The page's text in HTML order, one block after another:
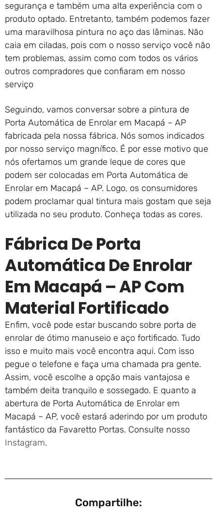
segurança e também uma alta experiência com o
produto optado. Entretanto, também podemos fazer
uma maravilhosa pintura no aço das lâminas. Não
caia em ciladas, pois com o nosso serviço você não
tem problemas, assim como com todos os vários
outros compradores que confiaram em nosso
serviço
Seguindo, vamos conversar sobre a pintura de
Porta Automática de Enrolar em Macapá – AP
fabricada pela nossa fábrica. Nós somos indicados
por nosso serviço magnífico. É por esse motivo que
nós ofertamos um grande leque de cores que
podem ser colocadas em Porta Automática de
Enrolar em Macapá – AP. Logo, os consumidores
podem proclamar qual tintura mais gostam que seja
utilizada no seu produto. Conheça todas as cores.
Fábrica De Porta
Automática De Enrolar
Em Macapá – AP Com
Material Fortificado
Enfim, você pode estar buscando sobre porta de
enrolar de ótimo manuseio e aço fortificado. Tudo
isso e muito mais você encontra aqui. Com isso
pegue o telefone e faça uma chamada pra gente.
Assim, você escolhe a opção mais vantajosa e
também deita tranquilo e sossegado. E quanto a
abertura de Porta Automática de Enrolar em
Macapá – AP, você estará aderindo por um produto
fantástico da Favaretto Portas. Consulte nosso
Instagram.
Compartilhe: